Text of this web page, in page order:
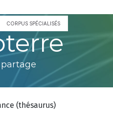
CORPUS SPÉCIALISÉS
(thésaurus)